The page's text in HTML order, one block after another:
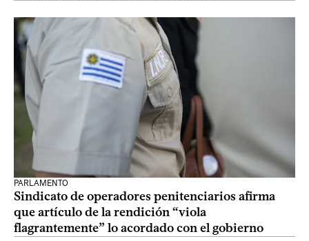
PARLAMENTO
Sindicato de operadores penitenciarios afirma
que artículo de la rendición “viola
flagrantemente” lo acordado con el gobierno